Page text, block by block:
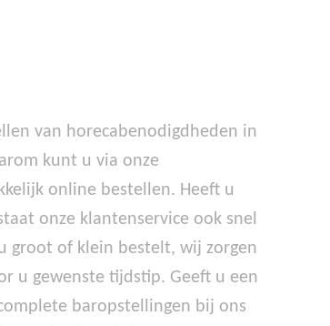
van horecabenodigdheden in
kunt u via onze
online bestellen. Heeft u
onze klantenservice ook snel
groot of klein bestelt, wij zorgen
u gewenste tijdstip. Geeft u een
baropstellingen bij ons